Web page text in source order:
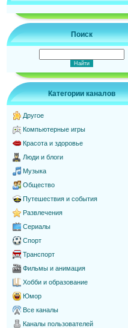
Поиск
Категории каналов
Другое
Компьютерные игры
Красота и здоровье
Люди и блоги
Музыка
Общество
Путешествия и события
Развлечения
Сериалы
Спорт
Транспорт
Фильмы и анимация
Хобби и образование
Юмор
Все каналы
Каналы пользователей